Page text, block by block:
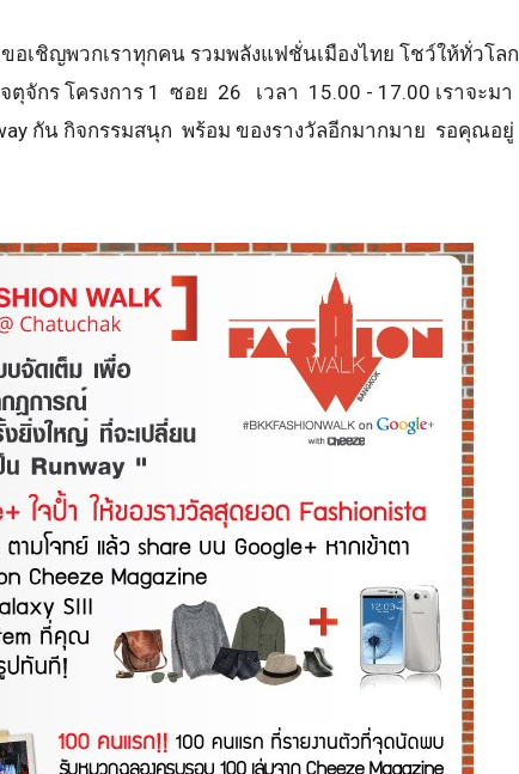
เชิญพวกเราทุกคน รวมพลังแฟชั่นเมืองไทย โชว์ให้ทั่วโลก
ตุจักร โครงการ 1 ซอย 26 เวลา 15.00 - 17.00 เราจะมา
กัน กิจกรรมสนุก พร้อม ของรางวัลอีกมากมาย รอคุณอยู่